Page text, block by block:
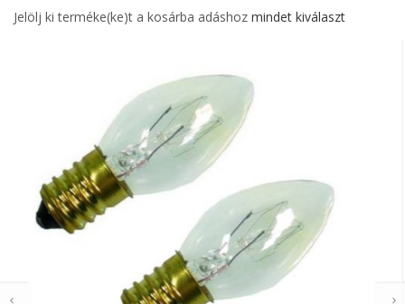
Jelölj ki terméke(ke)t a kosárba adáshoz mindet kiválaszt